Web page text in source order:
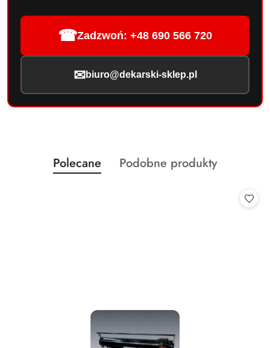
☎Zadzwoń: +48 690 566 720
✉ biuro@dekarski-sklep.pl
Pomiń karuzelę produktów
Produkty
o
Polecane
Produkty
Podobne produkty